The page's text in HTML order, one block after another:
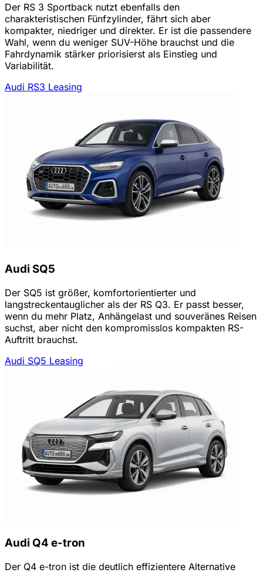
Der RS 3 Sportback nutzt ebenfalls den
charakteristischen Fünfzylinder, fährt sich aber
kompakter, niedriger und direkter. Er ist die passendere
Wahl, wenn du weniger SUV-Höhe brauchst und die
Fahrdynamik stärker priorisierst als Einstieg und
Variabilität.
Audi RS3 Leasing
Audi SQ5
Der SQ5 ist größer, komfortorientierter und
langstreckentauglicher als der RS Q3. Er passt besser,
wenn du mehr Platz, Anhängelast und souveränes Reisen
suchst, aber nicht den kompromisslos kompakten RS-
Auftritt brauchst.
Audi SQ5 Leasing
Audi Q4 e-tron
Der Q4 e-tron ist die deutlich effizientere Alternative